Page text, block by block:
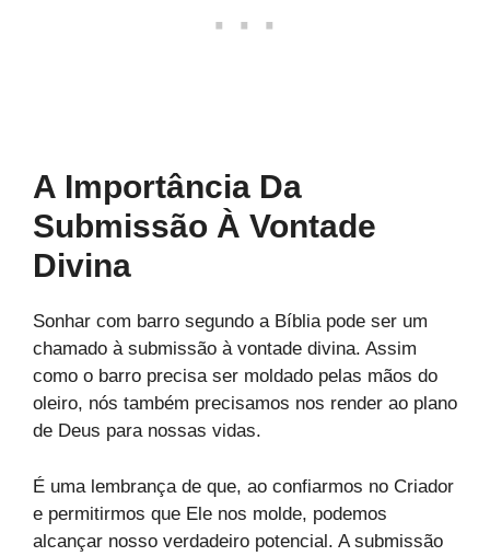
A Importância Da
Submissão À Vontade
Divina
Sonhar com barro segundo a Bíblia pode ser um
chamado à submissão à vontade divina. Assim
como o barro precisa ser moldado pelas mãos do
oleiro, nós também precisamos nos render ao plano
de Deus para nossas vidas.
É uma lembrança de que, ao confiarmos no Criador
e permitirmos que Ele nos molde, podemos
alcançar nosso verdadeiro potencial. A submissão